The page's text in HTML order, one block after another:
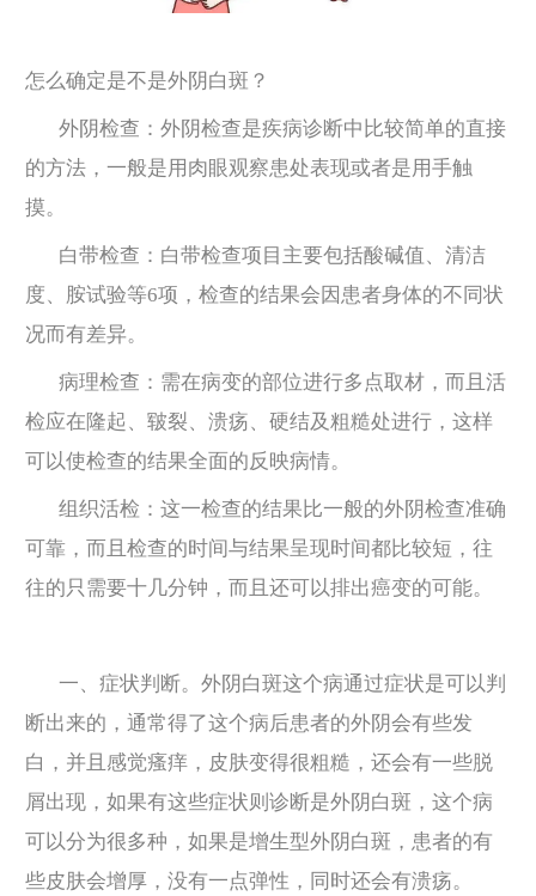
怎么确定是不是外阴白斑？
外阴检查：外阴检查是疾病诊断中比较简单的直接
的方法，一般是用肉眼观察患处表现或者是用手触
摸。
白带检查：白带检查项目主要包括酸碱值、清洁
度、胺试验等6项，检查的结果会因患者身体的不同状
况而有差异。
病理检查：需在病变的部位进行多点取材，而且活
检应在隆起、皲裂、溃疡、硬结及粗糙处进行，这样
可以使检查的结果全面的反映病情。
组织活检：这一检查的结果比一般的外阴检查准确
可靠，而且检查的时间与结果呈现时间都比较短，往
往的只需要十几分钟，而且还可以排出癌变的可能。
一、症状判断。外阴白斑这个病通过症状是可以判
断出来的，通常得了这个病后患者的外阴会有些发
白，并且感觉瘙痒，皮肤变得很粗糙，还会有一些脱
屑出现，如果有这些症状则诊断是外阴白斑，这个病
可以分为很多种，如果是增生型外阴白斑，患者的有
些皮肤会增厚，没有一点弹性，同时还会有溃疡。